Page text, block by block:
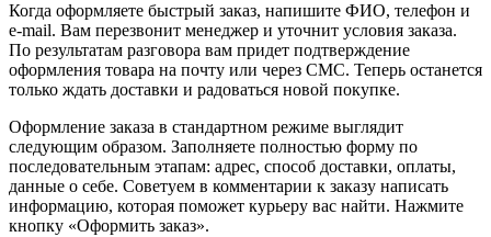
Когда оформляете быстрый заказ, напишите ФИО, телефон и
e-mail. Вам перезвонит менеджер и уточнит условия заказа.
По результатам разговора вам придет подтверждение
оформления товара на почту или через СМС. Теперь останется
только ждать доставки и радоваться новой покупке.
Оформление заказа в стандартном режиме выглядит
следующим образом. Заполняете полностью форму по
последовательным этапам: адрес, способ доставки, оплаты,
данные о себе. Советуем в комментарии к заказу написать
информацию, которая поможет курьеру вас найти. Нажмите
кнопку «Оформить заказ».